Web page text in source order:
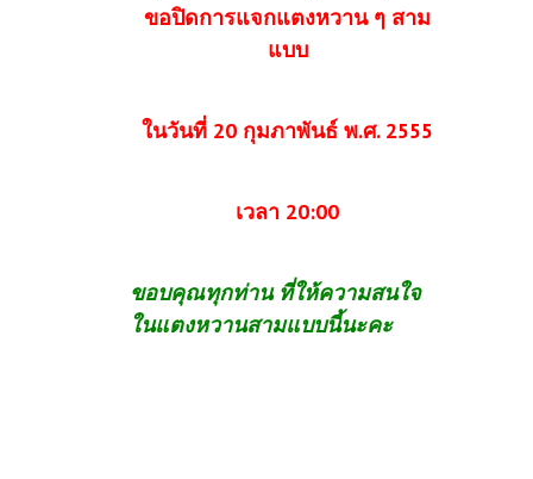
ขอปิดการแจกแตงหวาน ๆ สาม
แบบ
ในวันที่ 20 กุมภาพันธ์ พ.ศ. 2555
เวลา 20:00
ขอบคุณทุกท่าน ที่ให้ความสนใจ
ในแตงหวานสามแบบนี้นะคะ